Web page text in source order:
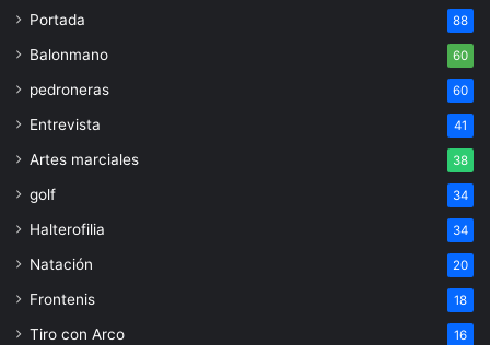
Portada 88
Balonmano 60
pedroneras 60
Entrevista 41
Artes marciales 38
golf 34
Halterofilia 34
Natación 20
Frontenis 18
Tiro con Arco 16